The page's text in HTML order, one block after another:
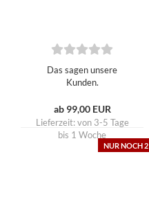
Das sagen unsere
Kunden.
ab 99,00 EUR
Lieferzeit:von 3-5 Tage
bis 1 Woche
NUR NOCH 2